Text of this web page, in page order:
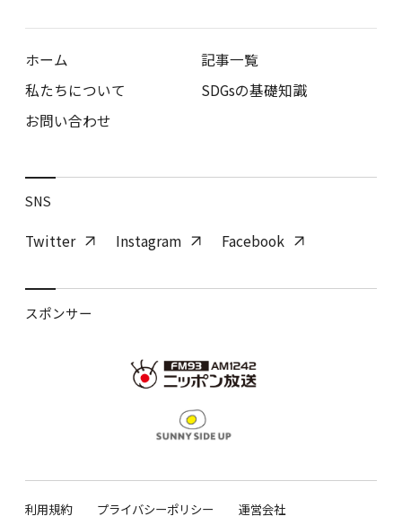
ホーム
記事一覧
私たちについて
SDGsの基礎知識
お問い合わせ
SNS
Twitter Instagram Facebook
スポンサー
利用規約 プライバシーポリシー 運営会社